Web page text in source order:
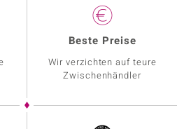
Beste Preise
Wir verzichten auf teure
Zwischenhändler